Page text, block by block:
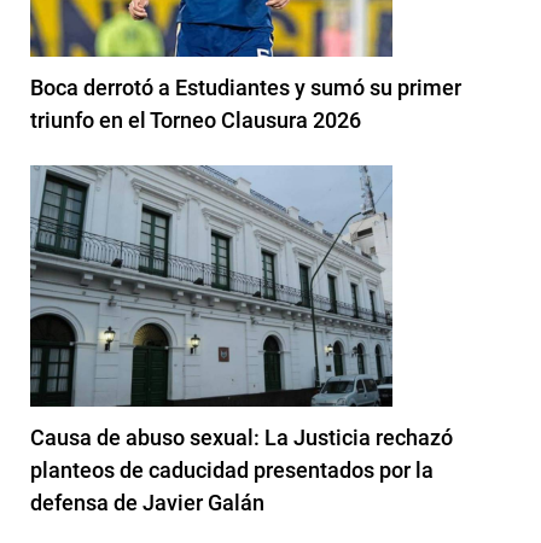
Boca derrotó a Estudiantes y sumó su primer
triunfo en el Torneo Clausura 2026
Causa de abuso sexual: La Justicia rechazó
planteos de caducidad presentados por la
defensa de Javier Galán